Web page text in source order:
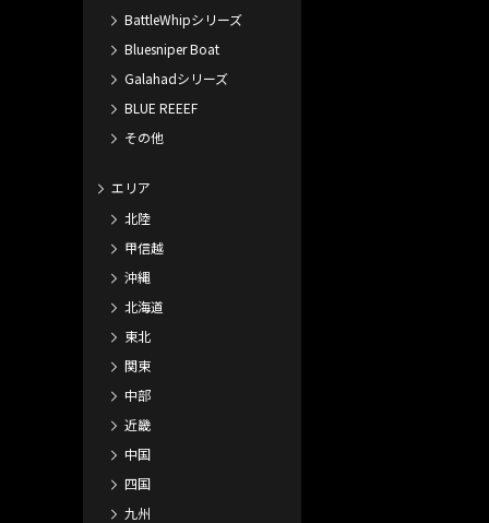
BattleWhipシリーズ
Bluesniper Boat
Galahadシリーズ
BLUE REEEF
その他
エリア
北陸
甲信越
沖縄
北海道
東北
関東
中部
近畿
中国
四国
九州